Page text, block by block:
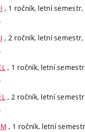
, 1 ročník, letní
, 2 ročník, letní
, 1 ročník, letní
, 2 ročník, letní
, 1 ročník, letní